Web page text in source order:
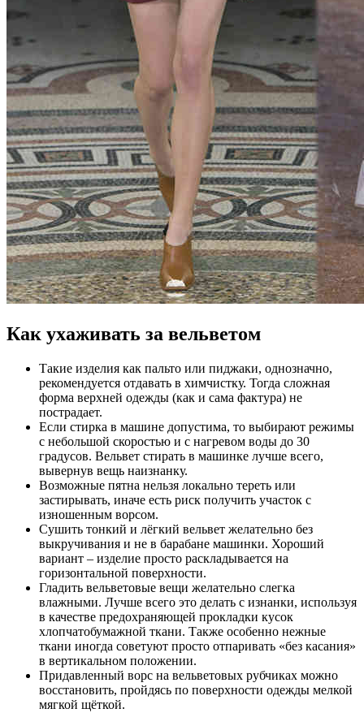
Как ухаживать за вельветом
Такие изделия как пальто или пиджаки, однозначно,
рекомендуется отдавать в химчистку. Тогда сложная
форма верхней одежды (как и сама фактура) не
пострадает.
Если стирка в машине допустима, то выбирают режимы
с небольшой скоростью и с нагревом воды до 30
градусов. Вельвет стирать в машинке лучше всего,
вывернув вещь наизнанку.
Возможные пятна нельзя локально тереть или
застирывать, иначе есть риск получить участок с
изношенным ворсом.
Сушить тонкий и лёгкий вельвет желательно без
выкручивания и не в барабане машинки. Хороший
вариант – изделие просто раскладывается на
горизонтальной поверхности.
Гладить вельветовые вещи желательно слегка
влажными. Лучше всего это делать с изнанки, используя
в качестве предохраняющей прокладки кусок
хлопчатобумажной ткани. Также особенно нежные
ткани иногда советуют просто отпаривать «без касания»
в вертикальном положении.
Придавленный ворс на вельветовых рубчиках можно
восстановить, пройдясь по поверхности одежды мелкой
мягкой щёткой.